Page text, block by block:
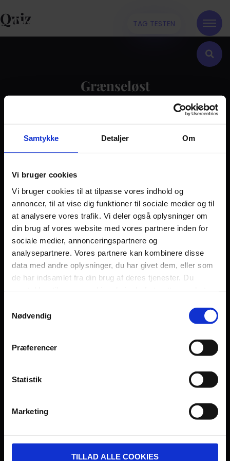
Samtykke Detaljer Om
Vi bruger cookies
Vi bruger cookies til at tilpasse vores indhold og
annoncer, til at vise dig funktioner til sociale medier og til
at analysere vores trafik. Vi deler også oplysninger om
din brug af vores website med vores partnere inden for
sociale medier, annonceringspartnere og
analysepartnere. Vores partnere kan kombinere disse
data med andre oplysninger, du har givet dem, eller som
de har indsamlet fra din brug af deres tjenester. Du
Nødvendig
Præferencer
Statistik
Marketing
TILLAD ALLE COOKIES
TAG TESTEN
Quiz
Grænseløst
Kontakt
Dilemma
Stories & Viden
Pårørende
Find støtte
Om os
Persondatapolitik
Fagområde